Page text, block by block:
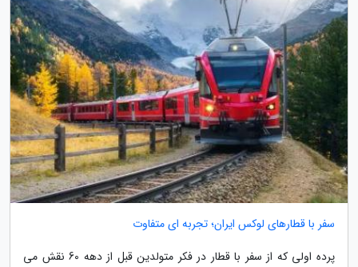
سفر با قطارهای لوکس ایران؛ تجربه ای متفاوت
پرده اولی که از سفر با قطار در فکر متولدین قبل از دهه 60 نقش می